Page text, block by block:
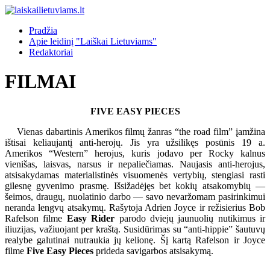
Pradžia
Apie leidinį "Laiškai Lietuviams"
Redaktoriai
FILMAI
FIVE EASY PIECES
Vienas dabartinis Amerikos filmų žanras “the road film” įamžina
ištisai keliaujantį anti-herojų. Jis yra užsilikęs posūnis 19 a.
Amerikos “Western” herojus, kuris jodavo per Rocky kalnus
vienišas, laisvas, narsus ir nepaliečiamas. Naujasis anti-herojus,
atsisakydamas materialistinės visuomenės vertybių, stengiasi rasti
gilesnę gyvenimo prasmę. Išsižadėjęs bet kokių atsakomybių —
šeimos, draugų, nuolatinio darbo — savo nevaržomam pasirinkimui
neranda lengvų atsakymų. Rašytoja Adrien Joyce ir režisierius Bob
Rafelson filme Easy Rider parodo dviejų jaunuolių nutikimus ir
iliuzijas, važiuojant per kraštą. Susidūrimas su “anti-hippie” šautuvų
realybe galutinai nutraukia jų kelionę. Šį kartą Rafelson ir Joyce
filme Five Easy Pieces prideda savigarbos atsisakymą.